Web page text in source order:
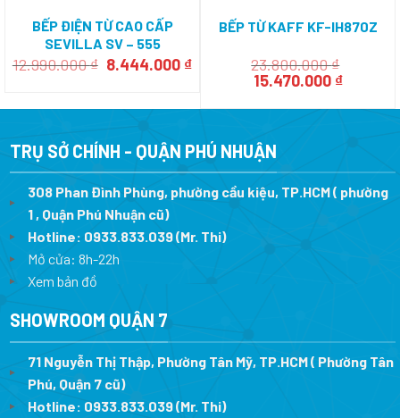
BẾP ĐIỆN TỪ CAO CẤP
SEVILLA SV – 555
12.990.000₫ Giá
12.990.000 ₫.
8.444.000 ₫Giá
là:
BẾP TỪ KAFF KF-IH870Z
23.800.000₫
Giá
là:
15.470.000 ₫Giá
tại
TRỤ SỞ CHÍNH - QUẬN PHÚ NHUẬN
308 Phan Đình Phùng, phường cầu kiệu, TP.HCM ( phường
1 , Quận Phú Nhuận cũ)
Hotline: 0933.833.039(Mr. Thi)
Mở cửa: 8h-22h
Xem bản đồ
SHOWROOM QUẬN 7
71 Nguyễn Thị Thập, Phường Tân Mỹ, TP.HCM ( Phường Tân
Phú, Quận 7 cũ)
Hotline: 0933.833.039(Mr. Thi)